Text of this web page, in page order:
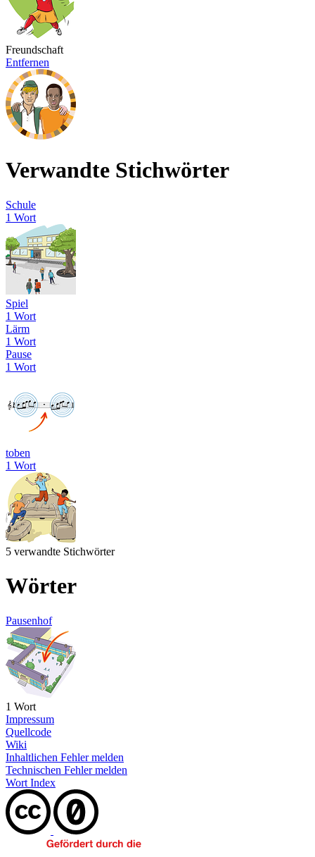
Freundschaft
Entfernen
Verwandte Stichwörter
Schule
1 Wort
Spiel
1 Wort
Lärm
1 Wort
Pause
1 Wort
toben
1 Wort
5 verwandte Stichwörter
Wörter
Pausenhof
1 Wort
Impressum
Quellcode
Wiki
Inhaltlichen Fehler melden
Technischen Fehler melden
Wort Index